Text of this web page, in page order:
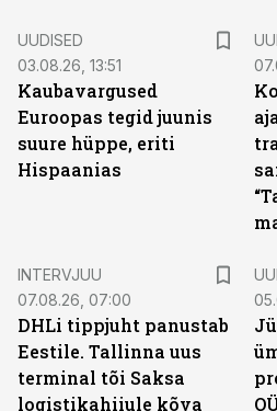
UUDISED
03.08.26, 13:51
Kaubavargused
Euroopas tegid juunis
suure hüppe, eriti
Hispaanias
INTERVJUU
07.08.26, 07:00
DHLi tippjuht panustab
Eestile. Tallinna uus
terminal tõi Saksa
logistikahiiule kõva